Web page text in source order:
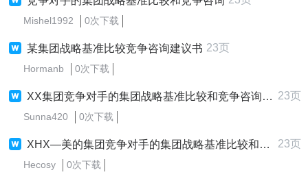
Mishel1992 0次下载
某集团战略基准比较竞争咨询建议书 23页
Hormanb 0次下载
XX集团竞争对手的集团战略基准比较和竞争咨询项目建议 23页
Sunna420 0次下载
XHX—美的集团竞争对手的集团战略基准比较和竞争咨询项目建议 23页
Hecosy 0次下载